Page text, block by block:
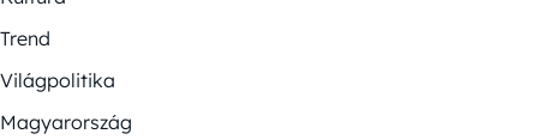
Trend
Világpolitika
Magyarország